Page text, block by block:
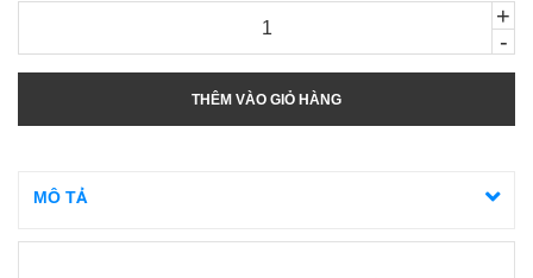
-
+
THÊM VÀO GIỎ HÀNG
MÔ TẢ